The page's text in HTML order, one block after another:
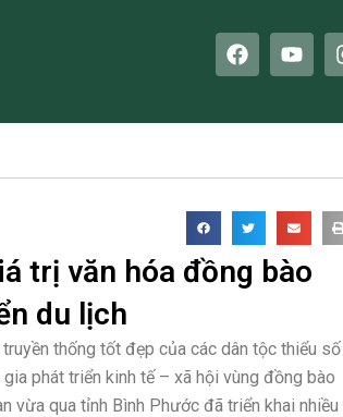
F
a
b
o
Y
o
u
e
trị văn hóa đồng bào
du lịch
thống tốt đẹp của các dân tộc thiểu số
phát triển kinh tế – xã hội vùng đồng bào
vừa qua tỉnh Bình Phước đã triển khai nhiều